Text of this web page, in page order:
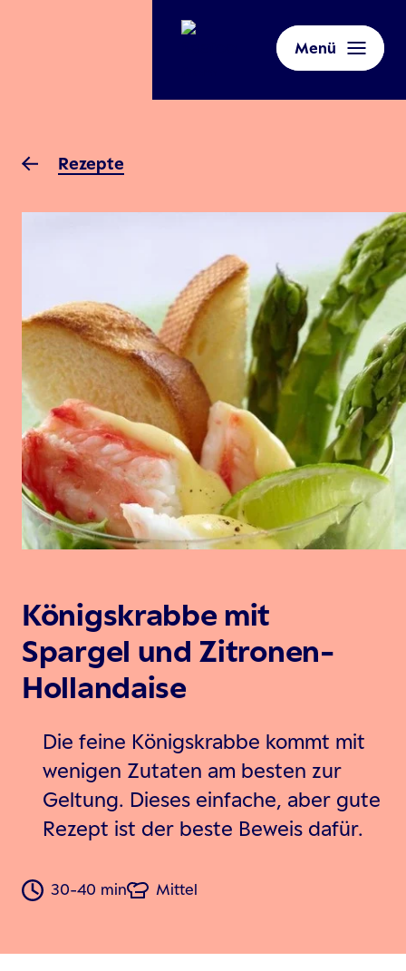
Menü
Rezepte
Königskrabbe mit
Spargel und Zitronen-
Hollandaise
Die feine Königskrabbe kommt mit
wenigen Zutaten am besten zur
Geltung. Dieses einfache, aber gute
Rezept ist der beste Beweis dafür.
30-40 min Mittel